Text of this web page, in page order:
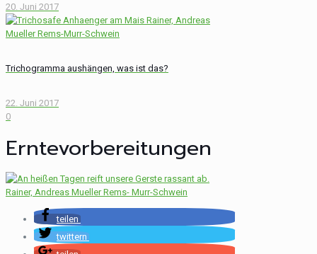
20. Juni 2017
Trichogramma aushängen, was ist das?
22. Juni 2017
0
Erntevorbereitungen
teilen
twittern